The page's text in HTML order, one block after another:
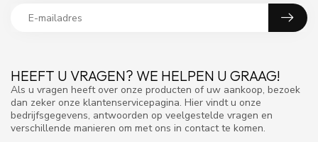
HEEFT U VRAGEN? WE HELPEN U GRAAG!
Als u vragen heeft over onze producten of uw aankoop, bezoek
dan zeker onze klantenservicepagina. Hier vindt u onze
bedrijfsgegevens, antwoorden op veelgestelde vragen en
verschillende manieren om met ons in contact te komen.